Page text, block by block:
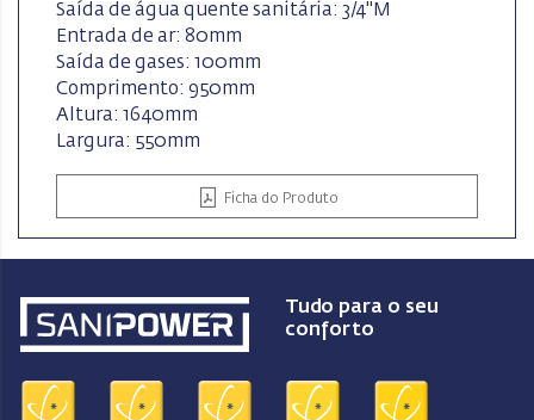
Saída de água quente sanitária: 3/4"M
Entrada de ar: 80mm
Saída de gases: 100mm
Comprimento: 950mm
Altura: 1640mm
Largura: 550mm
Ficha do Produto
Tudo para o seu
conforto